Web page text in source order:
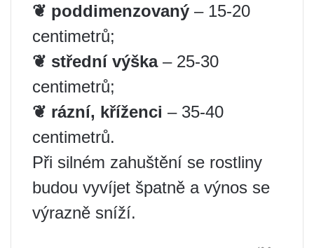
❦ poddimenzovaný – 15-20
centimetrů;
❦ střední výška– 25-30
centimetrů;
❦ rázní, kříženci – 35-40
centimetrů.
Při silném zahuštění se rostliny
budou vyvíjet špatně a výnos se
výrazně sníží.